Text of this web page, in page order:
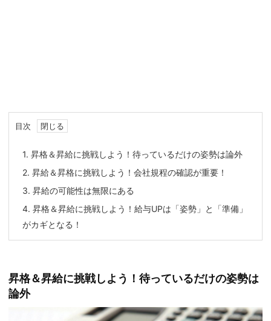
目次
1. 昇格＆昇給に挑戦しよう！待っているだけの姿勢は論外
2. 昇給＆昇格に挑戦しよう！会社規程の確認が重要！
3. 昇給の可能性は無限にある
4. 昇格＆昇給に挑戦しよう！給与UPは「姿勢」と「準備」
がカギとなる！
昇格＆昇給に挑戦しよう！待っているだけの姿勢は
論外